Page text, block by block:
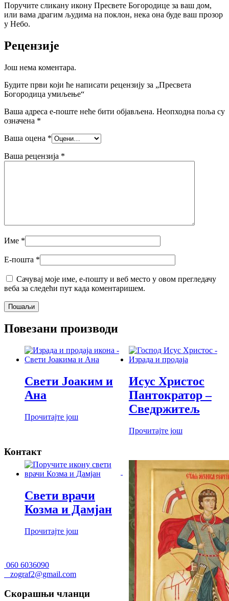
Поручите сликану икону Пресвете Богородице за ваш дом,
или вама драгим људима на поклон, нека она буде ваш прозор
у Небо.
Рецензије
Још нема коментара.
Будите први који ће написати рецензију за „Пресвета
Богородица умиљење“
Ваша адреса е-поште неће бити објављена. Неопходна поља су
означена *
Ваша оцена *
Ваша рецензија *
Име *
Е-пошта *
Сачувај моје име, е-пошту и веб место у овом прегледачу
веба за следећи пут када коментаришем.
Повезани производи
Свети Јоаким и
Ана
Прочитајте још
Исус Христос
Пантократор –
Сведржитељ
Прочитајте још
Свети врачи
Козма и Дамјан
Прочитајте још
Контакт
060 6036090
zograf2@gmail.com
Скорашњи чланци